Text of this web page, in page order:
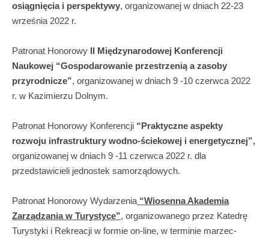
osiągnięcia i perspektywy, organizowanej w dniach 22-23
września 2022 r.
Patronat Honorowy II Międzynarodowej Konferencji
Naukowej “Gospodarowanie przestrzenią a zasoby
przyrodnicze”, organizowanej w dniach 9 -10 czerwca 2022
r. w Kazimierzu Dolnym.
Patronat Honorowy Konferencji “Praktyczne aspekty
rozwoju infrastruktury wodno-ściekowej i energetycznej”,
organizowanej w dniach 9 -11 czerwca 2022 r. dla
przedstawicieli jednostek samorządowych.
Patronat Honorowy Wydarzenia “Wiosenna Akademia
Zarządzania w Turystyce”, organizowanego przez Katedrę
Turystyki i Rekreacji w formie on-line, w terminie marzec-